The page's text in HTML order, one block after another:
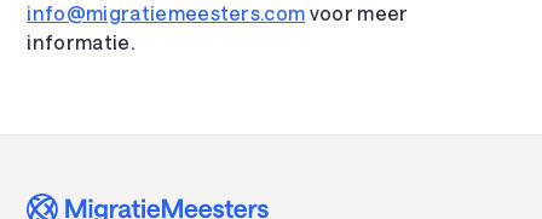
info@migratiemeesters.com voor meer
informatie.